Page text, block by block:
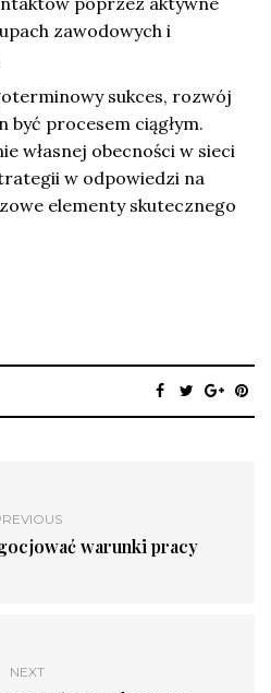
zawodowych i
sukces, rozwój
procesem ciągłym.
własnej obecności w sieci
w odpowiedzi na
elementy skutecznego
warunki pracy
NEXT